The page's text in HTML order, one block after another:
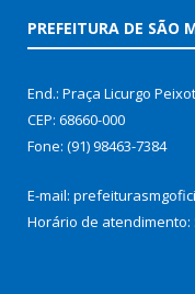
PREFEITURA DE SÃO
End.: Praça Licurgo
CEP: 68660-000
Fone: (91) 98463-7384
E-mail:
Horário de atendimento: